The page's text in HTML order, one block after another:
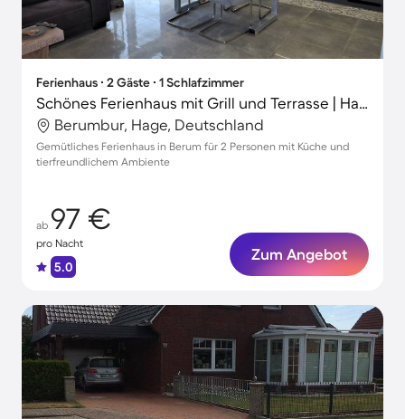
Ferienhaus ∙ 2 Gäste ∙ 1 Schlafzimmer
Schönes Ferienhaus mit Grill und Terrasse | Haustierfreundlich
Berumbur, Hage, Deutschland
Gemütliches Ferienhaus in Berum für 2 Personen mit Küche und
tierfreundlichem Ambiente
ab 97 €
pro Nacht
5.0
Zum Angebot